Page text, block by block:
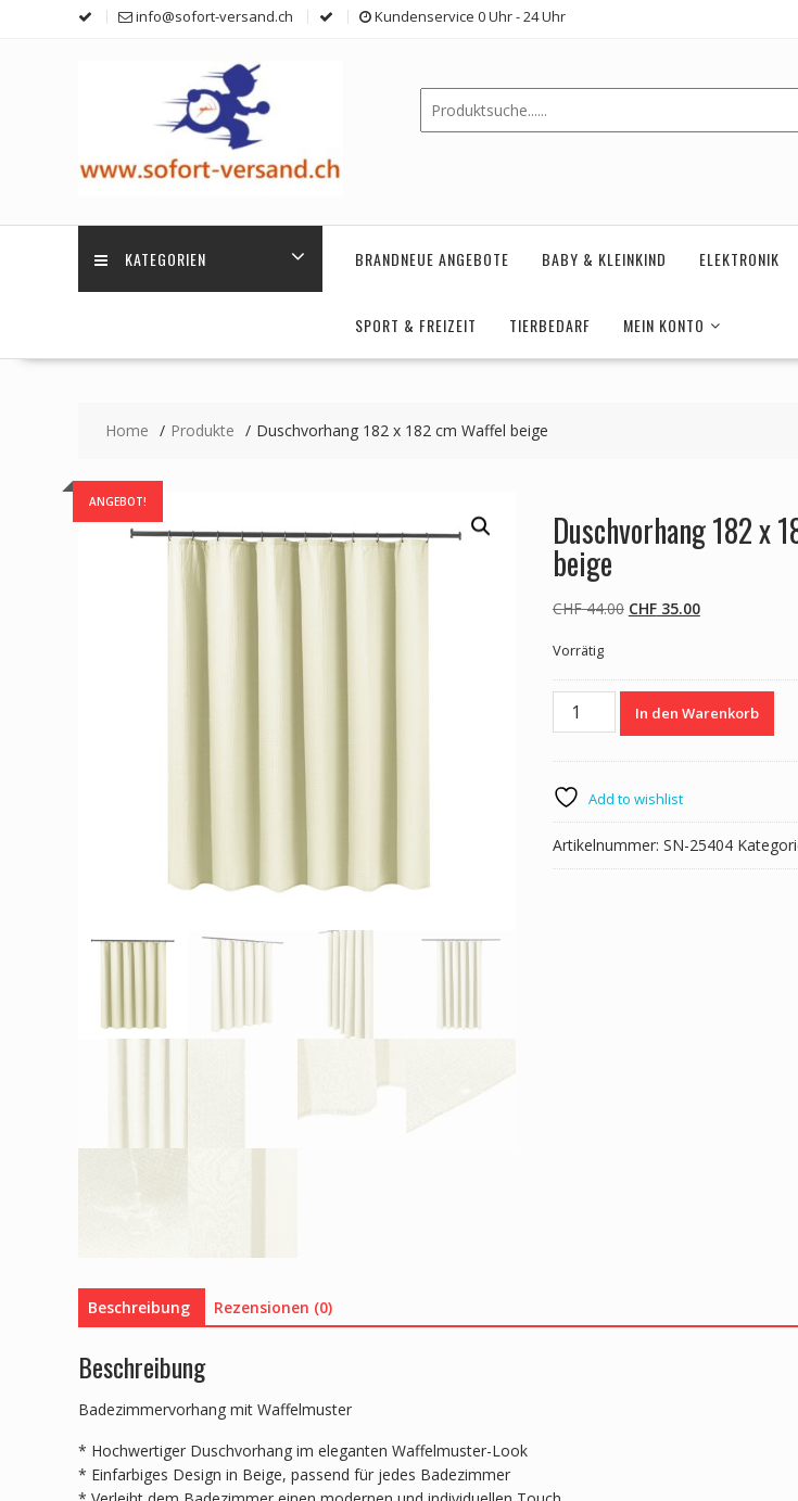
info@sofort-versand.ch Kundenservice 0 Uhr - 24 Uhr
KATEGORIEN BRANDNEUE ANGEBOTE BABY & KLEINKIND ELEKTRONIK
SPORT & FREIZEIT TIERBEDARF MEIN KONTO
Home Produkte Duschvorhang 182 x 182 cm Waffel beige
ANGEBOT!
Duschvorhang 182 x
beige
CHF44.00 Ursprünglicher
CHF 44.00
CHF35.00Aktueller
CHF 35.00.
Vorrätig
Duschvorhang
cm
Waffel
beige
Menge
In den Warenkorb
Add to wishlist
Artikelnummer: SN-25404
Beschreibung Rezensionen (0)
Beschreibung
Badezimmervorhang mit Waffelmuster
* Hochwertiger Duschvorhang im eleganten Waffelmuster-Look
* Einfarbiges Design in Beige, passend für jedes Badezimmer